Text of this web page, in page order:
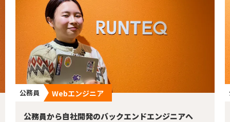
公務員 Webエンジニア
公務員から自社開発のバックエンドエンジニアへ